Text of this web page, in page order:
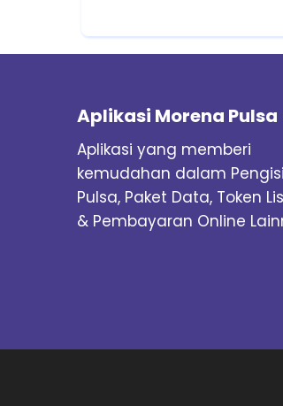
Aplikasi Morena Pulsa
Aplikasi yang memberi
kemudahan dalam
Pulsa, Paket Data, Token
& Pembayaran Online